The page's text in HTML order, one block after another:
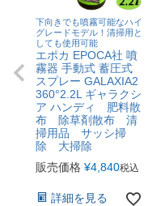
下向きでも噴霧可能なハイ
グレードモデル！清掃用と
しても使用可能
エポカ EPOCA社 噴
霧器 手動式 蓄圧式
スプレー GALAXIA2
360°2.2L ギャラクシ
ア ハンディ 肥料散
布 除草剤散布 清
掃用品 サッシ掃
除 大掃除
販売価格 ¥4,840税込
詳細を見る